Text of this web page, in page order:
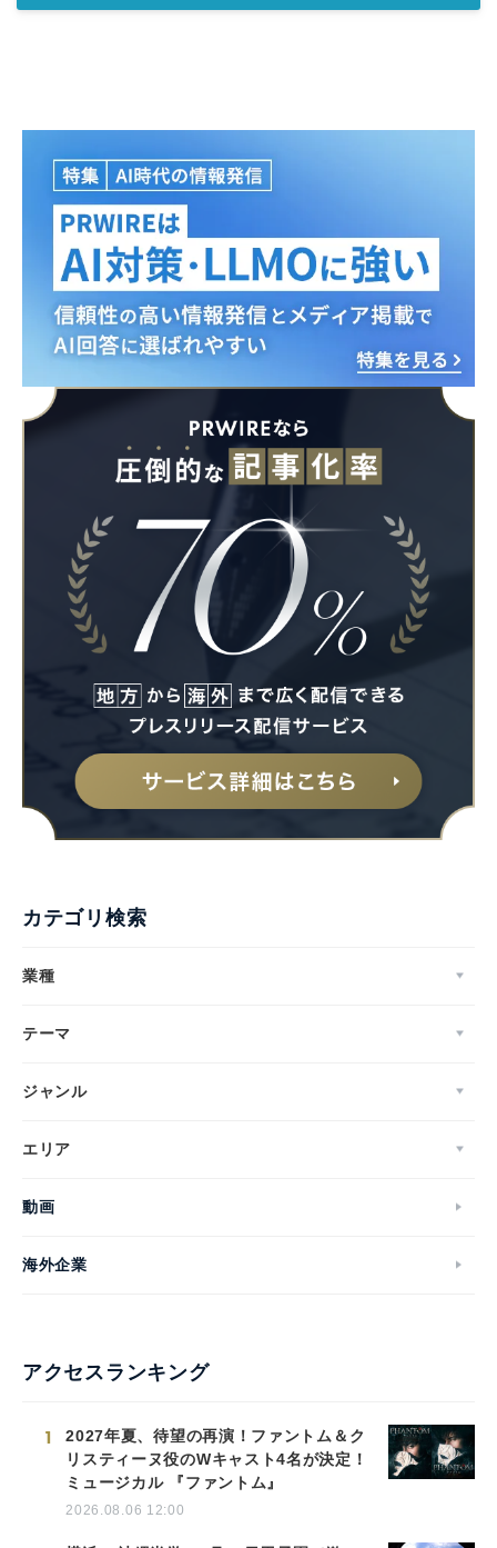
カテゴリ検索
業種
テーマ
ジャンル
エリア
動画
海外企業
アクセスランキング
1
2027年夏、待望の再演！ファントム＆ク
リスティーヌ役のWキャスト4名が決定！
ミュージカル 『ファントム』
2026.08.06 12:00